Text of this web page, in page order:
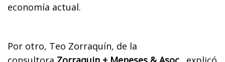
economía actual.
Por otro, Teo Zorraquín, de la